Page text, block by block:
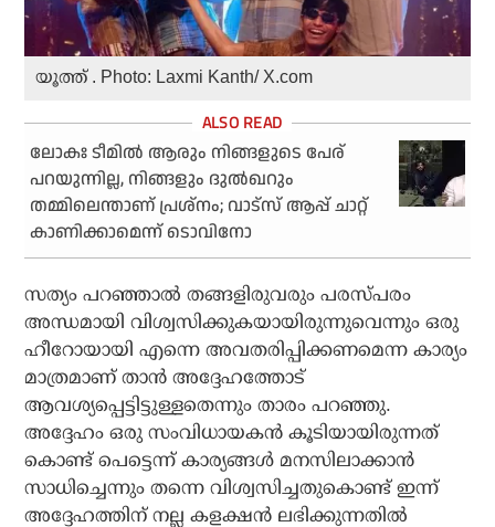
യൂത്ത് . Photo: Laxmi Kanth/ X.com
ലോകഃ ടീമില്‍ ആരും നിങ്ങളുടെ പേര്
പറയുന്നില്ല, നിങ്ങളും ദുല്‍ഖറും
തമ്മിലെന്താണ് പ്രശ്‌നം; വാട്‌സ് ആപ്പ് ചാറ്റ്
കാണിക്കാമെന്ന് ടൊവിനോ
സത്യം പറഞ്ഞാല്‍ തങ്ങളിരുവരും പരസ്പരം
അന്ധമായി വിശ്വസിക്കുകയായിരുന്നുവെന്നും ഒരു
ഹീറോയായി എന്നെ അവതരിപ്പിക്കണമെന്ന കാര്യം
മാത്രമാണ് താന്‍ അദ്ദേഹത്തോട്
ആവശ്യപ്പെട്ടിട്ടുള്ളതെന്നും താരം പറഞ്ഞു.
അദ്ദേഹം ഒരു സംവിധായകന്‍ കൂടിയായിരുന്നത്
കൊണ്ട് പെട്ടെന്ന് കാര്യങ്ങള്‍ മനസിലാക്കാന്‍
സാധിച്ചെന്നും തന്നെ വിശ്വസിച്ചതുകൊണ്ട് ഇന്ന്
അദ്ദേഹത്തിന് നല്ല കളക്ഷന്‍ ലഭിക്കുന്നതില്‍